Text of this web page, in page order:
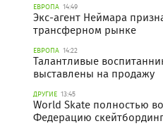
ЕВРОПА 14:49
Экс-агент Неймара
трансферном рынке
ЕВРОПА 14:22
Талантливые
выставлены на продажу
ДРУГИЕ 13:45
World Skate полностью
Федерацию